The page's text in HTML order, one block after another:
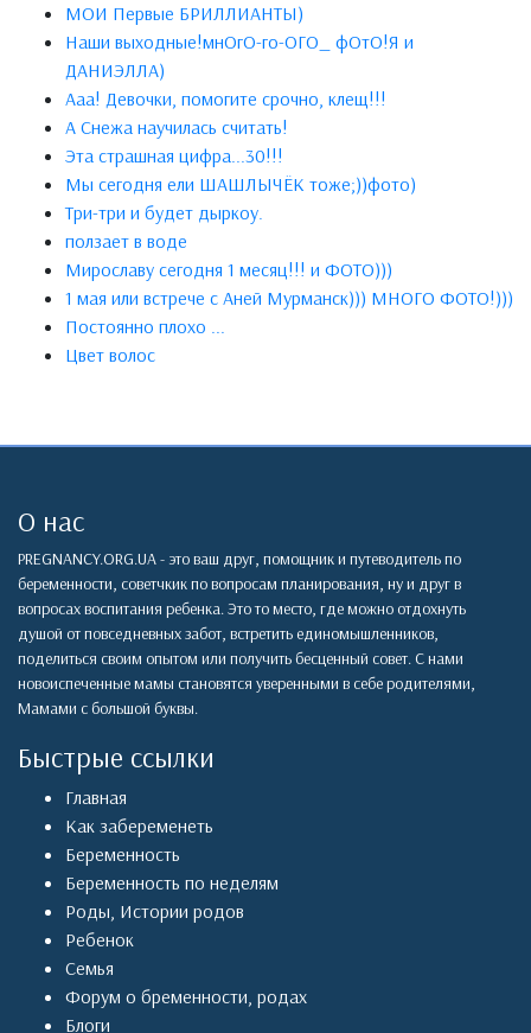
МОИ Первые БРИЛЛИАНТЫ)
Наши выходные!мнОгО-го-ОГО_ фОтО!Я и
ДАНИЭЛЛА)
Ааа! Девочки, помогите срочно, клещ!!!
А Снежа научилась считать!
Эта страшная цифра...30!!!
Мы сегодня ели ШАШЛЫЧЁК тоже;))фото)
Три-три и будет дыркоу.
ползает в воде
Мирославу сегодня 1 месяц!!! и ФОТО)))
1 мая или встрече с Аней Мурманск))) МНОГО ФОТО!)))
Постоянно плохо ...
Цвет волос
О нас
PREGNANCY.ORG.UA - это ваш друг, помощник и путеводитель по
беременности, советчкик по вопросам планирования, ну и друг в
вопросах воспитания ребенка. Это то место, где можно отдохнуть
душой от повседневных забот, встретить единомышленников,
поделиться своим опытом или получить бесценный совет. С нами
новоиспеченные мамы становятся уверенными в себе родителями,
Мамами с большой буквы.
Быстрые ссылки
Главная
Как забеременеть
Беременность
Беременность по неделям
Роды, Истории родов
Ребенок
Семья
Форум о бременности, родах
Блоги